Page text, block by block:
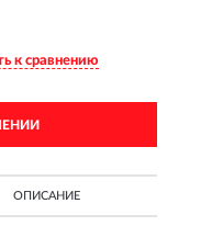
к сравнению
ОПИСАНИЕ